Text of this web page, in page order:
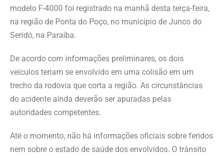
modelo F-4000 foi registrado na manhã desta terça-feira,
na região de Ponta do Poço, no município de Junco do
Seridó, na Paraíba.
De acordo com informações preliminares, os dois
veículos teriam se envolvido em uma colisão em um
trecho da rodovia que corta a região. As circunstâncias
do acidente ainda deverão ser apuradas pelas
autoridades competentes.
Até o momento, não há informações oficiais sobre feridos
nem sobre o estado de saúde dos envolvidos. O trânsito